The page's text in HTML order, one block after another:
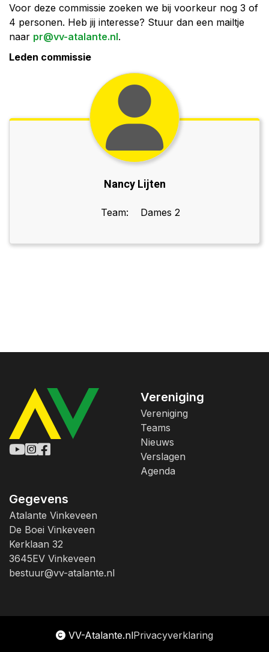
Voor deze commissie zoeken we bij voorkeur nog 3 of
4 personen. Heb jij interesse? Stuur dan een mailtje
naar pr@vv-atalante.nl.
Leden commissie
Nancy Lijten
Team: Dames 2
Vereniging
Vereniging
Teams
Nieuws
Verslagen
Agenda
Gegevens
Atalante Vinkeveen
De Boei Vinkeveen
Kerklaan 32
3645EV Vinkeveen
bestuur@vv-atalante.nl
VV-Atalante.nlPrivacyverklaring